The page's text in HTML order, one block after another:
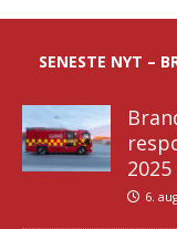
SENESTE NYT –
2025
6.